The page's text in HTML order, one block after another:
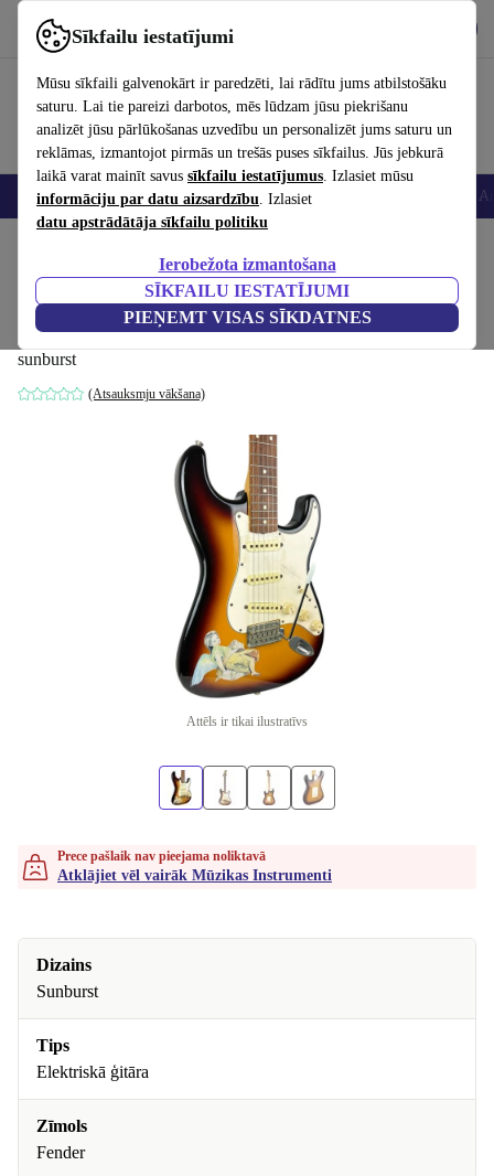
Sīkfailu iestatījumi
Mūsu sīkfaili galvenokārt ir paredzēti, lai rādītu jums atbilstošāku
saturu. Lai tie pareizi darbotos, mēs lūdzam jūsu piekrišanu
analizēt jūsu pārlūkošanas uzvedību un personalizēt jums saturu un
reklāmas, izmantojot pirmās un trešās puses sīkfailus. Jūs jebkurā
laikā varat mainīt savus sīkfailu iestatījumus. Izlasiet mūsu
informāciju par datu aizsardzību. Izlasiet
datu apstrādātāja sīkfailu politiku
Ierobežota izmantošana
SĪKFAILU IESTATĪJUMI
PIEŅEMT VISAS SĪKDATNES
Izmantojiet refurbed ātri un viegli
Viedtālruņi Portatīvie datori Planšetes Viedpulksteņi
Fender Japan ST-40 Stratocaster 1993-
1994 - Sunburst
sunburst
(Atsauksmju vākšana)
Attēls ir tikai ilustratīvs
Prece pašlaik nav pieejama noliktavā
Atklājiet vēl vairāk Mūzikas Instrumenti
Dizains
Sunburst
Tips
Elektriskā ģitāra
Zīmols
Fender